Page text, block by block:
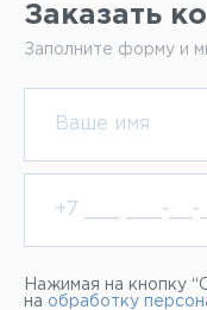
Заказать
Заполните форму и
Нажимая на кнопку
на обработку